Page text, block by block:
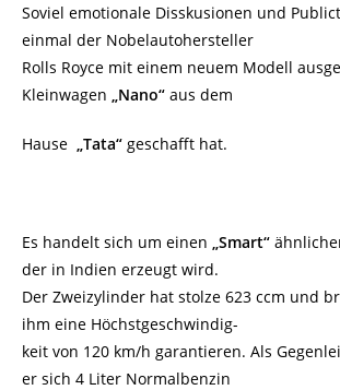
Soviel emotionale Disskusionen und
einmal der Nobelautohersteller
Rolls Royce mit einem neuem Modell
Kleinwagen
„Nano“ aus dem
Hause „Tata“ geschafft hat.
Es handelt sich um einen „Smart“
der in Indien erzeugt wird.
Der Zweizylinder hat stolze 623 ccm und
ihm eine Höchstgeschwindig-
keit von 120 km/h garantieren. Als
er sich 4 Liter Normalbenzin